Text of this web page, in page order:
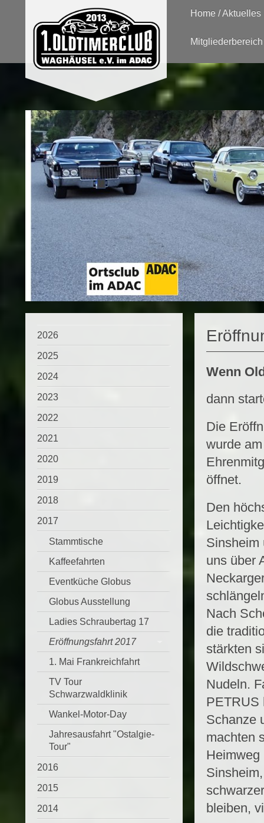
Home / Aktuelles
Wenn
dann
Die
wurde
öffnet.
Den
Sinsheim
uns über
Nach
die
stärkten
Nudeln.
PETRUS
Schanze
machten
Heimweg
bleiben,
2026
2025
2024
2023
2022
2021
2020
2019
2018
2017
Stammtische
Kaffeefahrten
Eventküche Globus
Globus Ausstellung
Ladies Schraubertag 17
Eröffnungsfahrt 2017
1. Mai Frankreichfahrt
TV Tour
Schwarzwaldklinik
Wankel-Motor-Day
Jahresausfahrt "Ostalgie-
Tour"
2016
2015
2014